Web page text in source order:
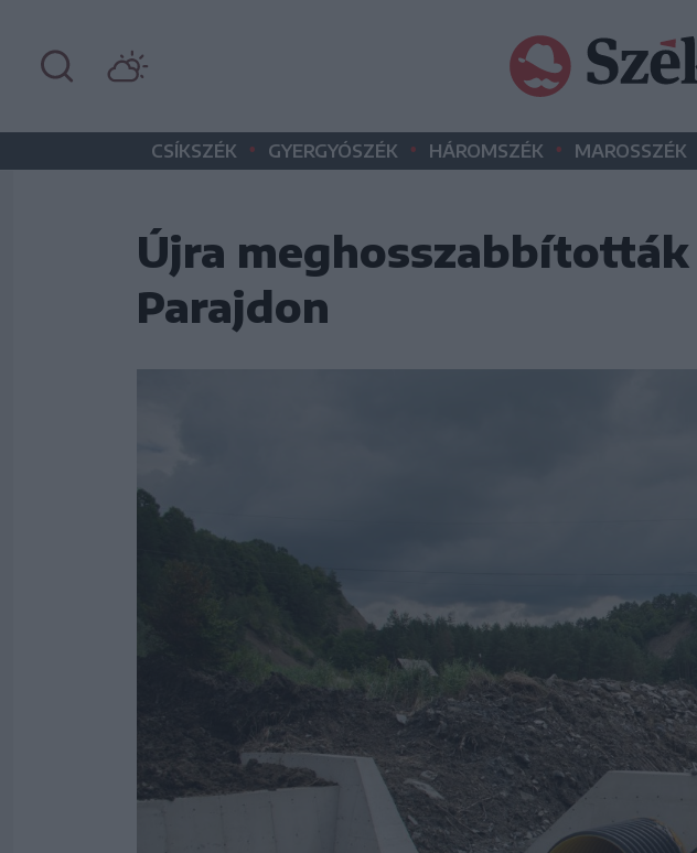
CSÍKSZÉK • GYERGYÓSZÉK • HÁROMSZÉK • MAROSSZÉK
Újra
Parajdon